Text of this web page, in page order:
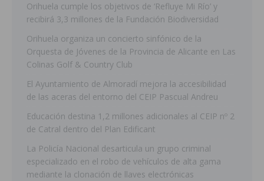
Orihuela cumple los objetivos de ‘Refluye Mi Río’ y
recibirá 3,3 millones de la Fundación Biodiversidad
Orihuela organiza un concierto sinfónico de la
Orquesta de Jóvenes de la Provincia de Alicante en Las
Colinas Golf & Country Club
El Ayuntamiento de Almoradí mejora la accesibilidad
de las aceras del entorno del CEIP Pascual Andreu
Educación destina 1,2 millones adicionales al CEIP nº 2
de Catral dentro del Plan Edificant
La Policía Nacional desarticula un grupo criminal
especializado en el robo de vehículos de alta gama
mediante la clonación de llaves electrónicas